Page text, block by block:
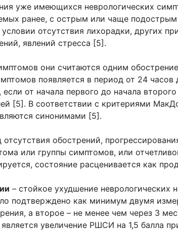
уже имеющихся неврологических
ранее, с острым или чаще
отсутствия лихорадки, других
явлений стресса [5].
они считаются одним
появляется в период от 24
от начала первого до начала
[5]. В соответствии с критериями
синонимами [5].
отсутствия обострений,
или группы симптомов, или
состояние расценивается как
– стойкое ухудшение
подтверждено как минимум двумя
а второе – не менее чем через 3
увеличение РШСИ на 1,5 балла